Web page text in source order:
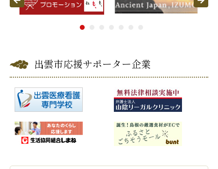
ごみ出しおたすけア
プリ
各種申請書・様式ダ
ウンロード
電子申請・手続きガ
xt
1
出雲市応援サポーター企業